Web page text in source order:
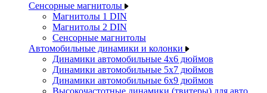
Сенсорные магнитолы
Магнитолы 1 DIN
Магнитолы 2 DIN
Сенсорные магнитолы
Автомобильные динамики и колонки
Динамики автомобильные 4x6 дюймов
Динамики автомобильные 5x7 дюймов
Динамики автомобильные 6x9 дюймов
Высокочастотные динамики (твитеры) для авто